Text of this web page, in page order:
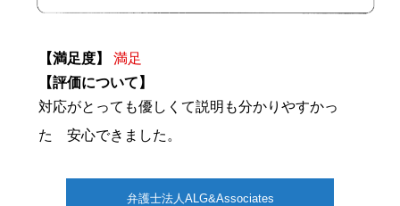
【満足度】
満足
【評価について】
対応がとっても優しくて説明も分かりやすかっ
た 安心できました。
弁護士法人ALG&Associates